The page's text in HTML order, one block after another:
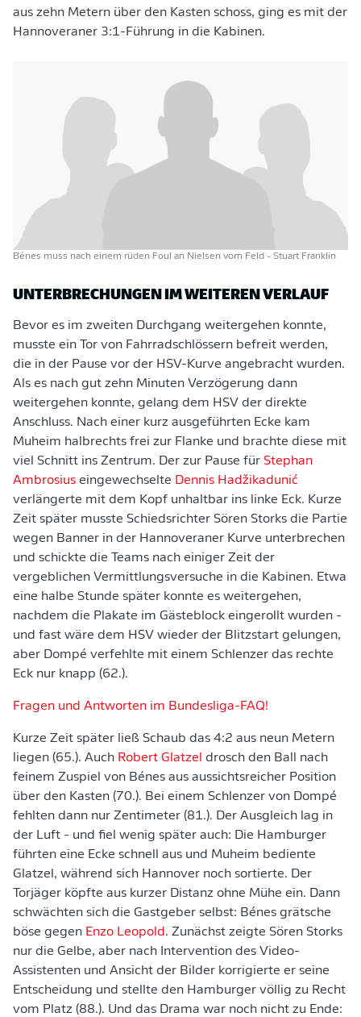
aus zehn Metern über den Kasten schoss, ging es mit der
Hannoveraner 3:1-Führung in die Kabinen.
Bénes muss nach einem rüden Foul an Nielsen vom Feld - Stuart Franklin
UNTERBRECHUNGEN IM WEITEREN VERLAUF
Bevor es im zweiten Durchgang weitergehen konnte,
musste ein Tor von Fahrradschlössern befreit werden,
die in der Pause vor der HSV-Kurve angebracht wurden.
Als es nach gut zehn Minuten Verzögerung dann
weitergehen konnte, gelang dem HSV der direkte
Anschluss. Nach einer kurz ausgeführten Ecke kam
Muheim halbrechts frei zur Flanke und brachte diese mit
viel Schnitt ins Zentrum. Der zur Pause für Stephan
Ambrosius eingewechselte Dennis Hadžikadunić
verlängerte mit dem Kopf unhaltbar ins linke Eck. Kurze
Zeit später musste Schiedsrichter Sören Storks die Partie
wegen Banner in der Hannoveraner Kurve unterbrechen
und schickte die Teams nach einiger Zeit der
vergeblichen Vermittlungsversuche in die Kabinen. Etwa
eine halbe Stunde später konnte es weitergehen,
nachdem die Plakate im Gästeblock eingerollt wurden -
und fast wäre dem HSV wieder der Blitzstart gelungen,
aber Dompé verfehlte mit einem Schlenzer das rechte
Eck nur knapp (62.).
Fragen und Antworten im Bundesliga-FAQ!
Kurze Zeit später ließ Schaub das 4:2 aus neun Metern
liegen (65.). Auch Robert Glatzel drosch den Ball nach
feinem Zuspiel von Bénes aus aussichtsreicher Position
über den Kasten (70.). Bei einem Schlenzer von Dompé
fehlten dann nur Zentimeter (81.). Der Ausgleich lag in
der Luft - und fiel wenig später auch: Die Hamburger
führten eine Ecke schnell aus und Muheim bediente
Glatzel, während sich Hannover noch sortierte. Der
Torjäger köpfte aus kurzer Distanz ohne Mühe ein. Dann
schwächten sich die Gastgeber selbst: Bénes grätsche
böse gegen Enzo Leopold. Zunächst zeigte Sören Storks
nur die Gelbe, aber nach Intervention des Video-
Assistenten und Ansicht der Bilder korrigierte er seine
Entscheidung und stellte den Hamburger völlig zu Recht
vom Platz (88.). Und das Drama war noch nicht zu Ende: